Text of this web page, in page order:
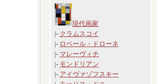
現代画家
|- クラムスコイ
|- ロベール・ドローネ
|- マレーヴィチ
|- モンドリアン
|- アイヴァゾフスキー